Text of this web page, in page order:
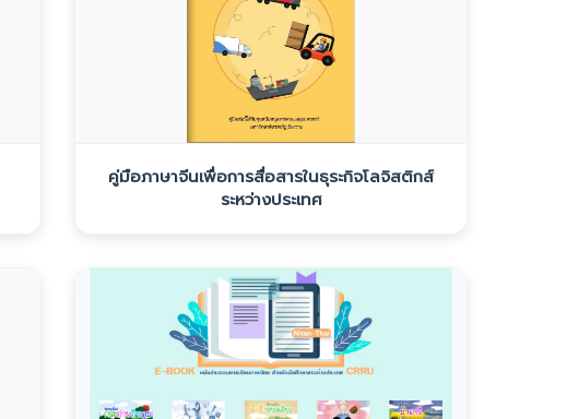
คู่มือภาษาจีนเพื่อการสื่อสารในธุระกิจโลจิสติกส์
ระหว่างประเทศ